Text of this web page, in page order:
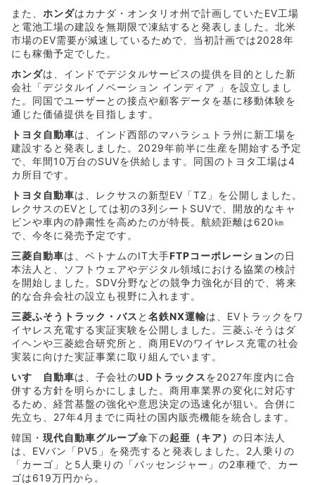
また、 ホンダはカナダ・オンタリオ州で計画していたEV工場
と電池工場の建設を無期限で凍結すると発表しました。北米
市場のEV需要が減速しているためで、当初計画では2028年
にも稼働予定でした。
ホンダは、インドでデジタルサービスの提供を目的とした新
会社「デジタルイノベーション インディア 」を設立しまし
た。同国でユーザーとの接点や顧客データを基に移動体験を
通じた価値提供を目指します。
トヨタ自動車は、インド西部のマハラシュトラ州に新工場を
建設すると発表しました。2029年前半に生産を開始する予定
で、年間10万台のSUVを供給します。同国のトヨタ工場は4
カ所目です。
トヨタ自動車は、レクサスの新型EV「TZ」を公開しました。
レクサスのEVとしては初の3列シートSUVで、開放的なキャ
ビンや車内の静粛性を高めたのが特長。航続距離は620㎞
で、今冬に発売予定です。
三菱自動車は、ベトナムのIT大手FTPコーポレーションの日
本法人と、ソフトウェアやデジタル領域における協業の検討
を開始しました。SDV分野などの競争力強化が目的で、将来
的な合弁会社の設立も視野に入れます。
三菱ふそうトラック・バス と 名鉄NX運輸は、EVトラックをワ
イヤレス充電する実証実験を公開しました。三菱ふそうはダ
イヘンや三菱総合研究所と、商用EVのワイヤレス充電の社会
実装に向けた実証事業に取り組んでいます。
いすゞ自動車は、子会社のUDトラックスを2027年度内に合
併する方針を明らかにしました。商用車業界の変化に対応す
るため、経営基盤の強化や意思決定の迅速化が狙い。合併に
先立ち、27年4月までに両社の国内販売機能を統合します。
韓国・ 現代自動車グループ傘下の起亜（キア） の日本法人
は、EVバン「PV5」を発売すると発表しました。2人乗りの
「カーゴ」と5人乗りの「パッセンジャー」の2車種で、カー
ゴは619万円から。